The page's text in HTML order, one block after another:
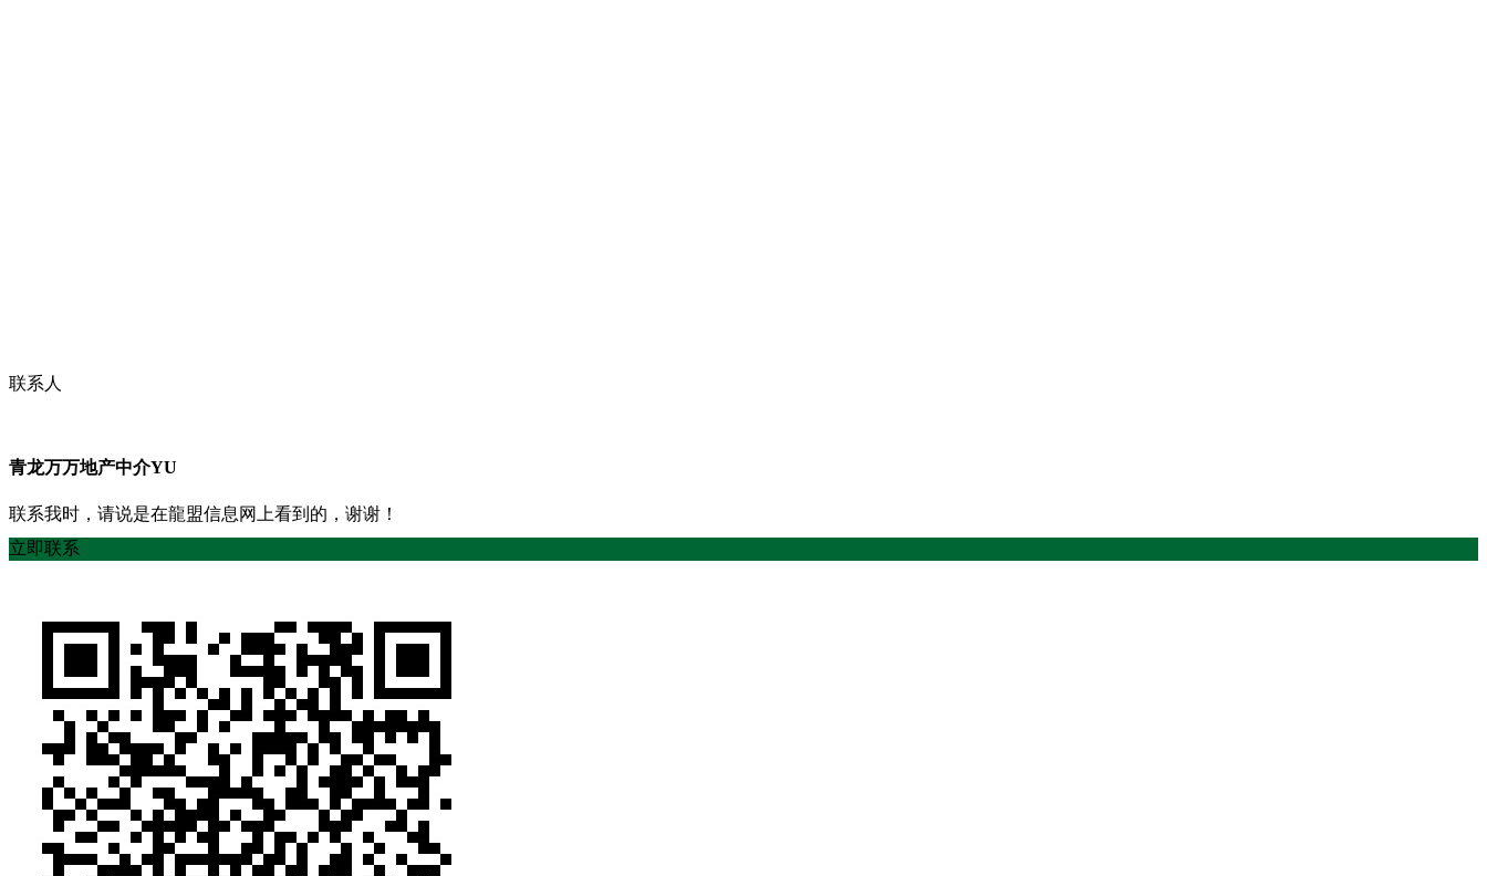
联系人
青龙万万地产中介YU
联系我时，请说是在龍盟信息网上看到的，谢谢！
立即联系